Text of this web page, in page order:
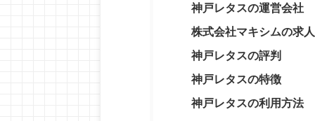
神戸レタスの運営会社
株式会社マキシムの求人
神戸レタスの評判
神戸レタスの特徴
神戸レタスの利用方法